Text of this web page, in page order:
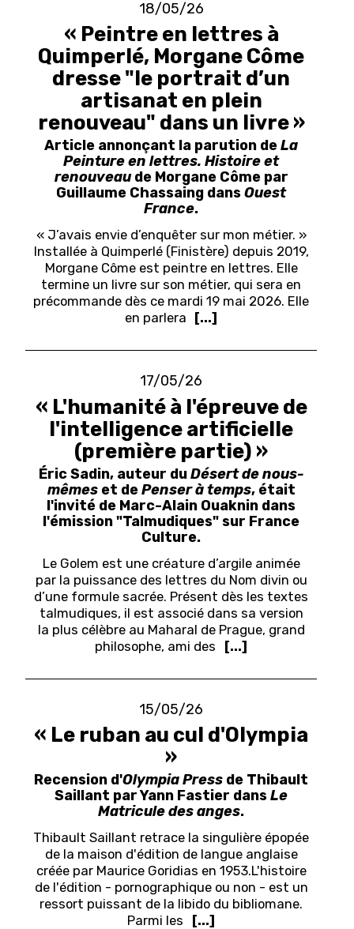
18/05/26
« Peintre en lettres à
Quimperlé, Morgane Côme
dresse "le portrait d’un
artisanat en plein
renouveau" dans un livre »
Article annonçant la parution deLa
Peinture en lettres. Histoire et
renouveaude Morgane Côme par
Guillaume Chassaing dans Ouest
France.
« J’avais envie d’enquêter sur mon métier. »
Installée à Quimperlé (Finistère) depuis 2019,
Morgane Côme est peintre en lettres. Elle
termine un livre sur son métier, qui sera en
précommande dès ce mardi 19 mai 2026. Elle
en parlera
[...]
17/05/26
« L'humanité à l'épreuve de
l'intelligence artificielle
(première partie) »
Éric Sadin, auteur duDésert de nous-
mêmeset dePenser à temps, était
l'invité de Marc-Alain Ouaknin dans
l'émission "Talmudiques" sur France
Culture.
Le Golem est une créature d’argile animée
par la puissance des lettres du Nom divin ou
d’une formule sacrée. Présent dès les textes
talmudiques, il est associé dans sa version
la plus célèbre au Maharal de Prague, grand
philosophe, ami des
[...]
15/05/26
« Le ruban au cul d'Olympia
»
Recension d'Olympia Press de Thibault
Saillant par Yann Fastier dans Le
Matricule des anges.
Thibault Saillant retrace la singulière épopée
de la maison d'édition de langue anglaise
créée par Maurice Goridias en 1953.L'histoire
de l'édition - pornographique ou non - est un
ressort puissant de la libido du bibliomane.
Parmi les
[...]